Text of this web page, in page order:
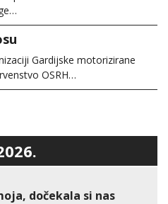
Gardijske motorizirane
OSRH…
dočekala si nas